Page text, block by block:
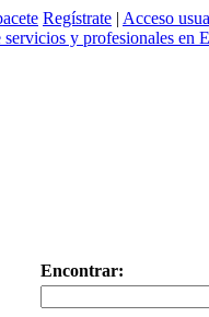
Regístrate | Acceso
Encontrar: